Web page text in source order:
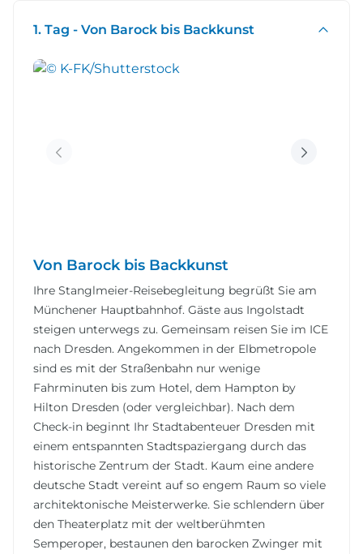
1. Tag - Von Barock bis Backkunst
Von Barock bis Backkunst
Ihre Stanglmeier-Reisebegleitung begrüßt Sie am
Münchener Hauptbahnhof. Gäste aus Ingolstadt
steigen unterwegs zu. Gemeinsam reisen Sie im ICE
nach Dresden. Angekommen in der Elbmetropole
sind es mit der Straßenbahn nur wenige
Fahrminuten bis zum Hotel, dem Hampton by
Hilton Dresden (oder vergleichbar). Nach dem
Check-in beginnt Ihr Stadtabenteuer Dresden mit
einem entspannten Stadtspaziergang durch das
historische Zentrum der Stadt. Kaum eine andere
deutsche Stadt vereint auf so engem Raum so viele
architektonische Meisterwerke. Sie schlendern über
den Theaterplatz mit der weltberühmten
Semperoper, bestaunen den barocken Zwinger mit